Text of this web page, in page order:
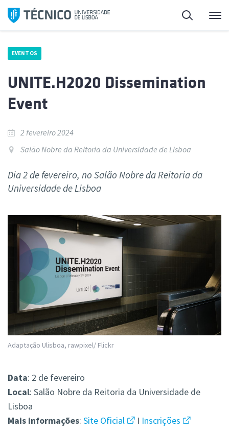
Saltar
para
Pesquisa
EVENTOS
UNITE.H2020 Dissemination
Event
2 fevereiro 2024
Salão Nobre da Reitoria da Universidade de Lisboa
Dia 2 de fevereiro, no Salão Nobre da Reitoria da
Universidade de Lisboa
Adaptação Ulisboa, rawpixel/ Flickr
Data: 2 de fevereiro
Local: Salão Nobre da Reitoria da Universidade de
Lisboa
Mais informações: Site Oficial I Inscrições